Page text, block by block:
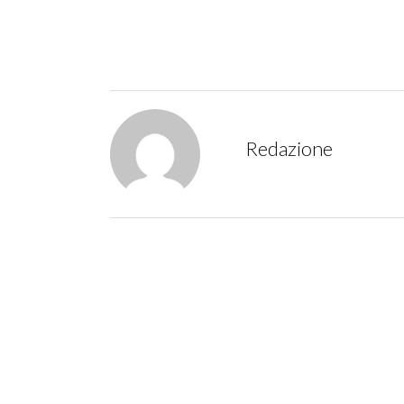
Redazione